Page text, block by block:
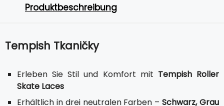
Produktbeschreibung
Tempish Tkaničky
Erleben Sie Stil und Komfort mit Tempish Roller
Skate Laces
Erhältlich in drei neutralen Farben –Schwarz, Grau